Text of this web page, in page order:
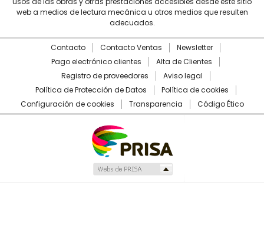
web a medios de lectura mecánica u otros medios que resulten
adecuados.
Contacto Contacto Ventas
Newsletter
Pago electrónico clientes
Alta de Clientes
Registro de proveedores
Aviso legal
Política de Protección de Datos
Política de cookies
Configuración de cookies
Transparencia Código Ético